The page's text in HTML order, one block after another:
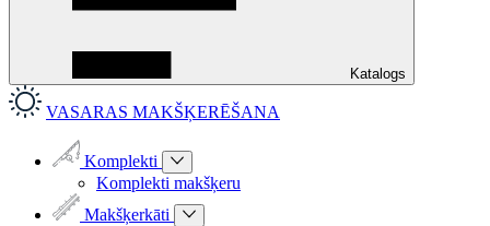
Katalogs
VASARAS MAKŠĶERĒŠANA
Komplekti
Komplekti makšķeru
Makšķerkāti